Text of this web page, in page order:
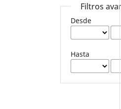
Filtros
Desde
Hasta